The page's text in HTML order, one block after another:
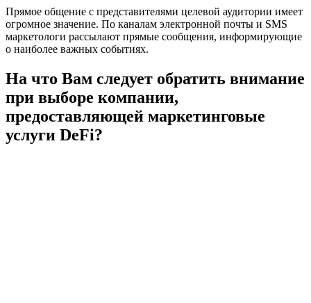
Прямое общение с представителями целевой аудитории имеет
огромное значение. По каналам электронной почты и SMS
маркетологи рассылают прямые сообщения, информирующие
о наиболее важных событиях.
На что Вам следует обратить внимание
при выборе компании,
предоставляющей маркетинговые
услуги DeFi?